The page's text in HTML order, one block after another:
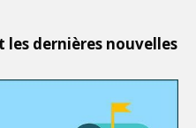
les dernières nouvelles